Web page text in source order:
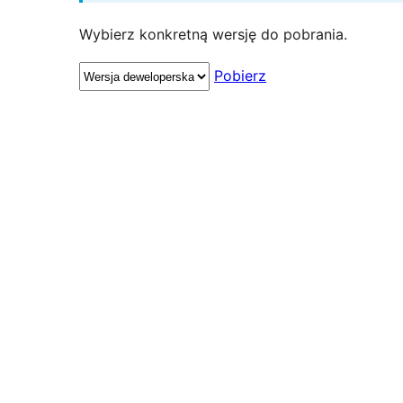
Wybierz konkretną wersję do pobrania.
Pobierz